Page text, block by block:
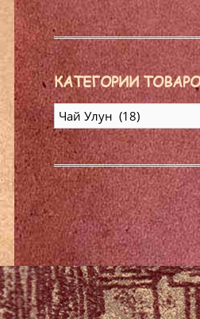
КАТЕГОРИИ